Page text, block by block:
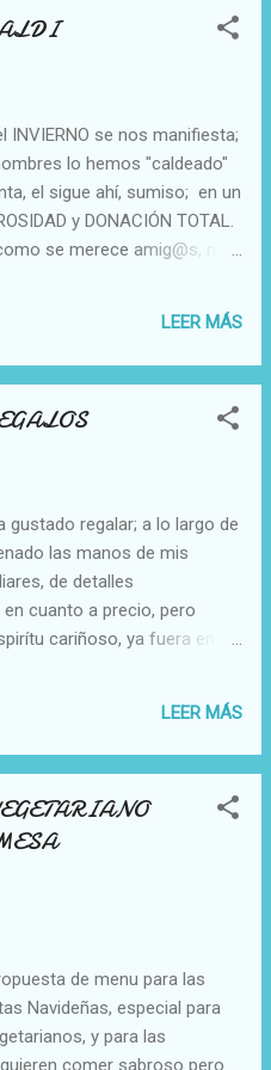
en nosotr@s. Vamos
lo que se ve en el vídeo,
negocio, y llenará de
a quién se ponga a ello.
AMIG@S :)))) Conxita. B.
el mismo indicado Foto:
INVIERNO se nos manifiesta;
lo hemos "caldeado"
el sigue ahí, sumiso; en un
y DONACIÓN TOTAL.
se merece amig@s, no
y si dejamos de ser
mundo que ya se tambalea,
INVIERNO :)))))
selección de FOTOS
LEER MÁS
gustado regalar; a lo largo de
las manos de mis
de detalles
cuanto a precio, pero
cariñoso, ya fuera en
que preparo alguna que otra
viene a comer a casa y
de licor, o martini, o
porque solo tomo las
hago para el blog, y salvo
bebo poco. Pués
botellitas que sean
por dentro y ayudada
las lleno de lo que se que va
que decida regalársela.
LEER MÁS
de menu para las
Navideñas, especial para
y para las
comer sabroso pero